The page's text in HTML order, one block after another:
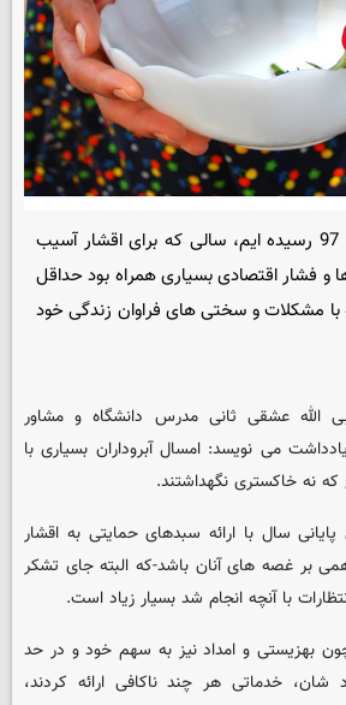
به روزهای پایانی سال 97 رسیده ایم، سالی که برای اقشار آسیب
و فشار اقتصادی بسیاری همراه بود حداقل
مشکلات و سختی های فراوان زندگی خود
الله عشقی ثانی مدرس دانشگاه و مشاور
می نویسد: امسال آبروداران بسیاری با
نه خاکستری نگهداشتند.
سال با ارائه سبدهای حمایتی به اقشار
بر غصه های آنان باشد-که البته جای تشکر
با آنچه انجام شد بسیار زیاد است.
بهزیستی و امداد نیز به سهم خود و در حد
شان، خدماتی هر چند ناکافی ارائه کردند،